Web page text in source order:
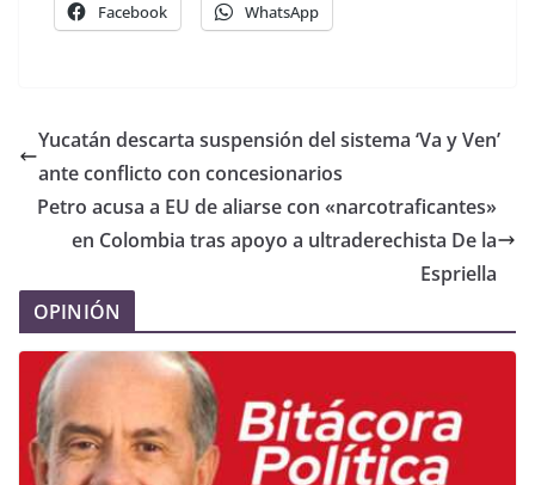
Facebook WhatsApp
Yucatán descarta suspensión del sistema ‘Va y Ven’
ante conflicto con concesionarios
Petro acusa a EU de aliarse con «narcotraficantes»
en Colombia tras apoyo a ultraderechista De la
Espriella
OPINIÓN